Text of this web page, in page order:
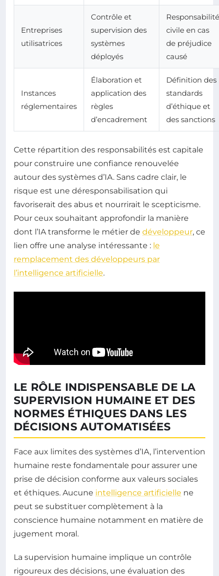
Entreprises
utilisatrices
Contrôle et
supervision des
systèmes
déployés
Responsabilité
civile en cas
de préjudice
causé
Instances
réglementaires
Élaboration et
application des
règles
d’encadrement
Définition des
standards
d’éthique et
des sanctions
Cette répartition des responsabilités est capitale
pour construire une confiance renouvelée
autour des systèmes d’IA. Sans cadre clair, le
risque est une déresponsabilisation qui
favoriserait des abus et nourrirait le scepticisme.
Pour ceux souhaitant approfondir la manière
dont l’IA transforme le métier de développeur, ce
lien offre une analyse intéressante : le
remplacement des développeurs par
l’intelligence artificielle.
LE RÔLE INDISPENSABLE DE LA
SUPERVISION HUMAINE ET DES
NORMES ÉTHIQUES DANS LES
DÉCISIONS AUTOMATISÉES
Face aux limites des systèmes d’IA, l’intervention
humaine reste fondamentale pour assurer une
prise de décision conforme aux valeurs sociales
et éthiques. Aucune intelligence artificielle ne
peut se substituer complètement à la
conscience humaine notamment en matière de
jugement moral.
La supervision humaine implique un contrôle
rigoureux des décisions, une évaluation des